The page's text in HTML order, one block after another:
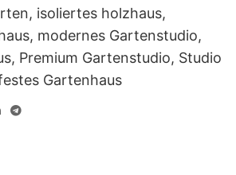
, isoliertes holzhaus,
, modernes Gartenstudio,
, Premium Gartenstudio, Studio
Gartenhaus